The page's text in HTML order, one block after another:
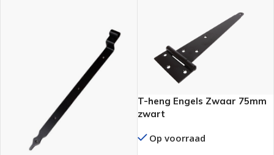
T-heng Engels Zwaar 75mm
zwart
Op voorraad